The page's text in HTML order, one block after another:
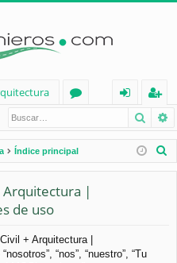
os
nt
ifi
eg
ist
ra
Índice principal
Arquitectura |
de uso
+ Arquitectura |
“nos”, “nuestro”, “Tu